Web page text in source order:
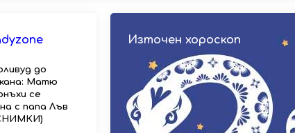
до
Матю
се
с папа Лъв
Източен хороскоп